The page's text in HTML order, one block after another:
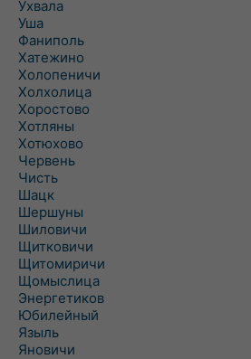
Ухвала
Уша
Фаниполь
Хатежино
Холопеничи
Холхолица
Хоростово
Хотляны
Хотюхово
Червень
Чисть
Шацк
Шершуны
Шиловичи
Щитковичи
Щитомиричи
Щомыслица
Энергетиков
Юбилейный
Языль
Яновичи